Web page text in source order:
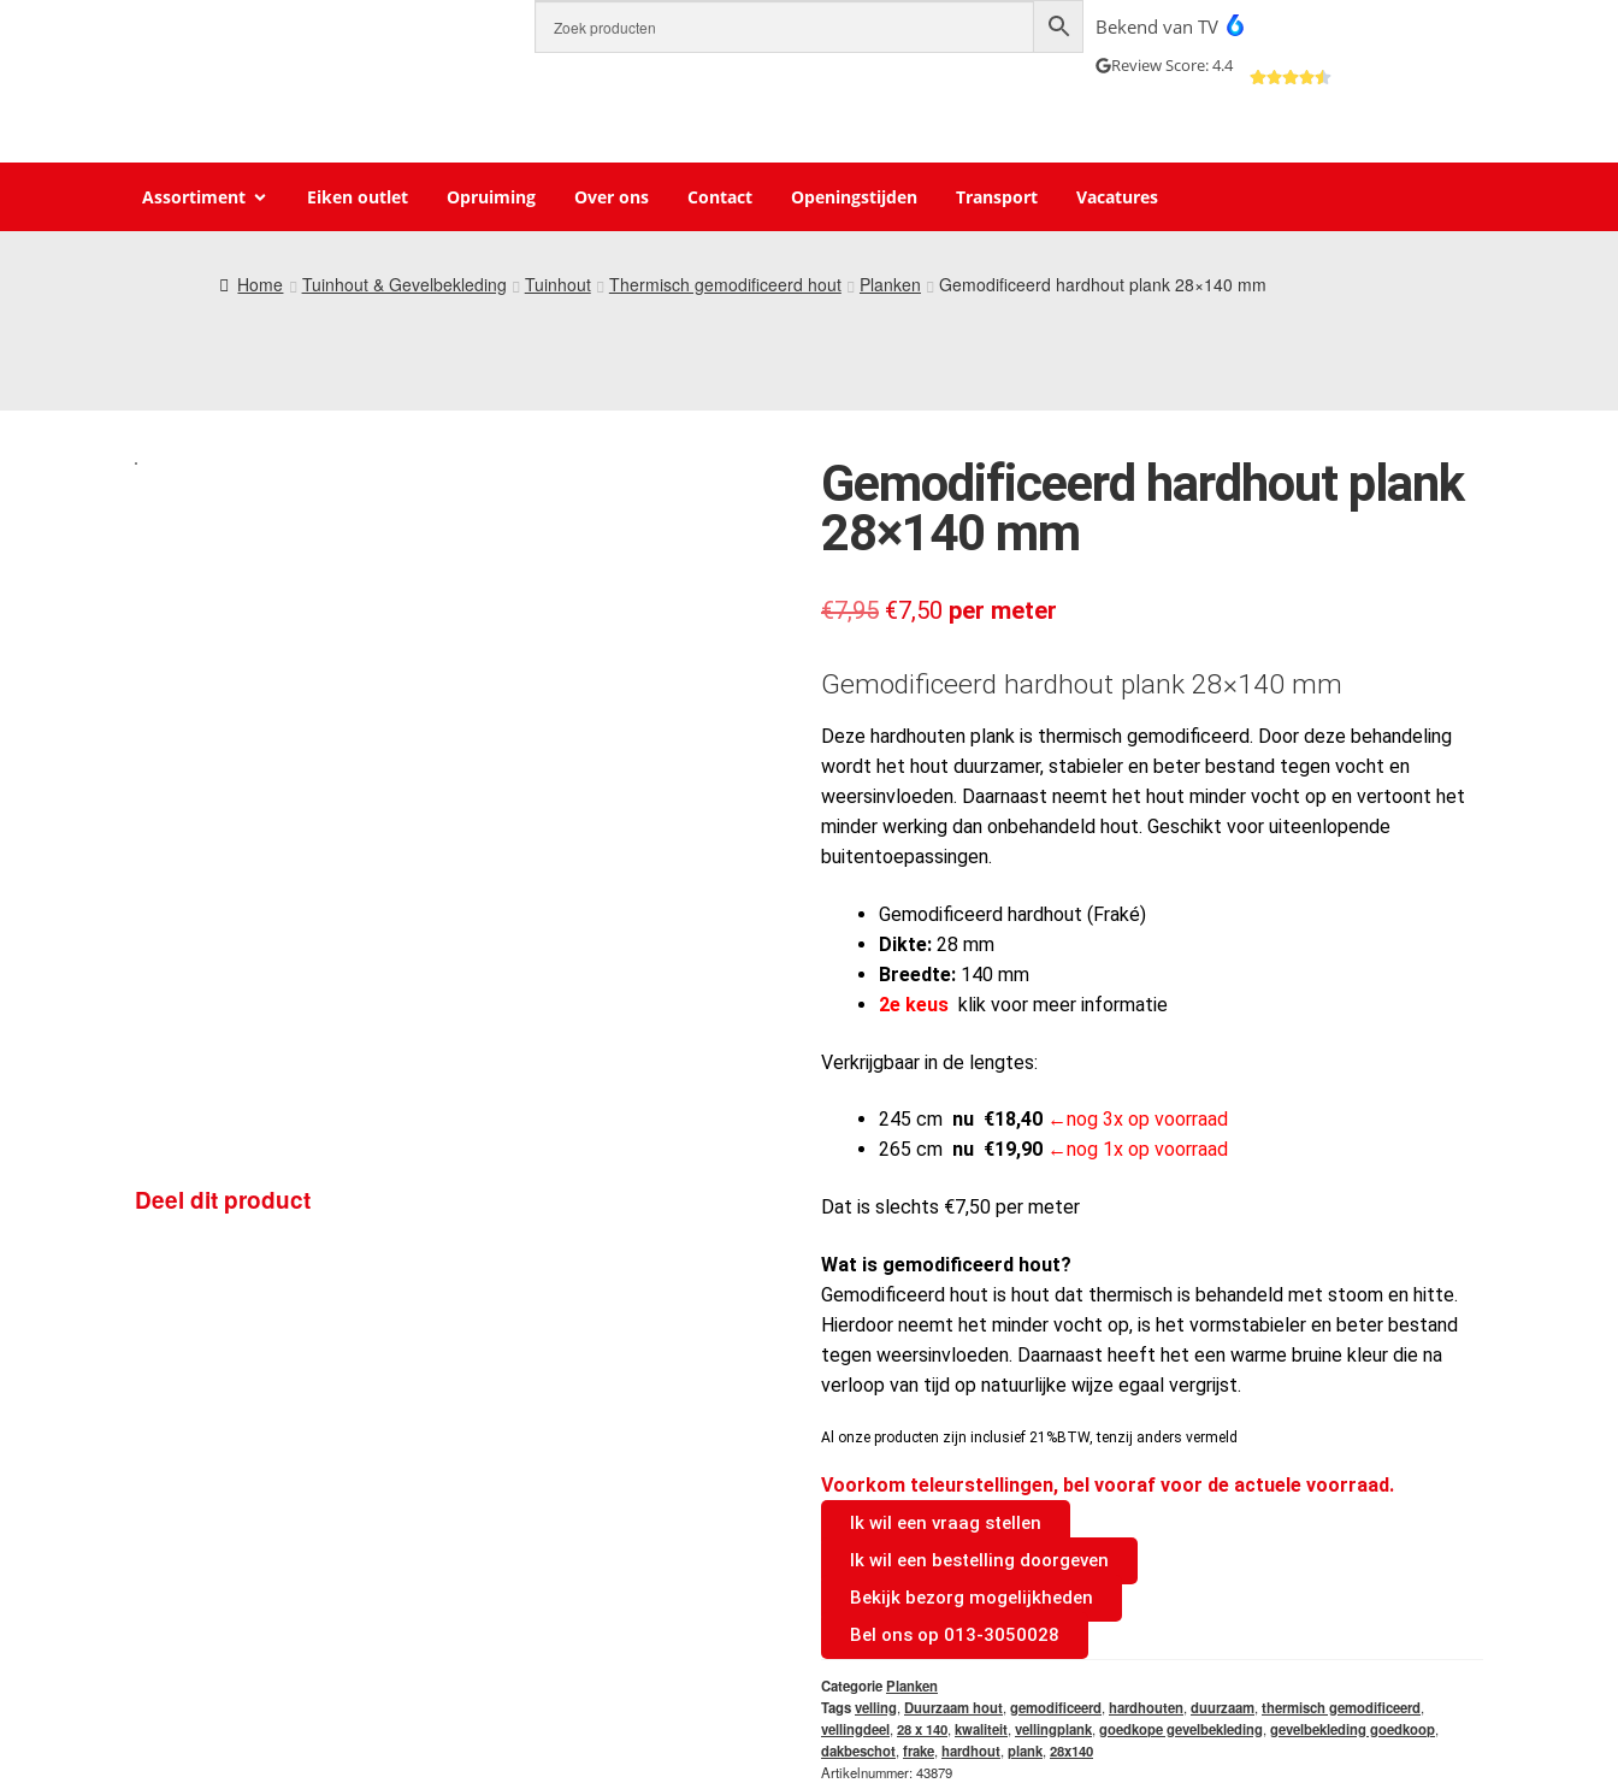
Bekend van TV
Review Score: 4.4
Assortiment Eiken outlet Opruiming Over ons Contact Openingstijden Transport Vacatures
Home Tuinhout & Gevelbekleding Tuinhout Thermisch gemodificeerd hout Planken Gemodificeerd hardhout plank 28×140 mm
Deel dit product
Gemodificeerd hardhout plank
28×140 mm
€7,95 €7,50 per meter
Gemodificeerd hardhout plank 28×140 mm
Deze hardhouten plank is thermisch gemodificeerd. Door deze behandeling
wordt het hout duurzamer, stabieler en beter bestand tegen vocht en
weersinvloeden. Daarnaast neemt het hout minder vocht op en vertoont het
minder werking dan onbehandeld hout. Geschikt voor uiteenlopende
buitentoepassingen.
Gemodificeerd hardhout (Fraké)
Dikte: 28 mm
Breedte: 140 mm
2e keus klik voor meer informatie
Verkrijgbaar in de lengtes:
245 cm nu €18,40 ←nog 3x op voorraad
265 cm nu €19,90 ←nog 1x op voorraad
Dat is slechts €7,50 per meter
Wat is gemodificeerd hout?
Gemodificeerd hout is hout dat thermisch is behandeld met stoom en hitte.
Hierdoor neemt het minder vocht op, is het vormstabieler en beter bestand
tegen weersinvloeden. Daarnaast heeft het een warme bruine kleur die na
verloop van tijd op natuurlijke wijze egaal vergrijst.
Al onze producten zijn inclusief 21%BTW, tenzij anders vermeld
Voorkom teleurstellingen, bel vooraf voor de actuele voorraad.
Ik wil een vraag stellen
Ik wil een bestelling doorgeven
Bekijk bezorg mogelijkheden
Bel ons op 013-3050028
CategoriePlanken
Tagsvelling, Duurzaam hout, gemodificeerd, hardhouten, duurzaam, thermisch gemodificeerd,
vellingdeel, 28 x 140, kwaliteit, vellingplank, goedkope gevelbekleding, gevelbekleding goedkoop,
dakbeschot, frake, hardhout, plank, 28x140
Artikelnummer: 43879